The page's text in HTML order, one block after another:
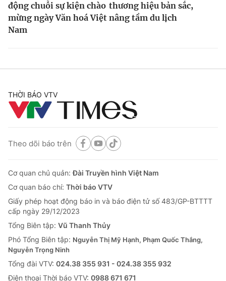
động chuỗi sự kiện chào
mừng ngày Văn hoá Việt
Nam
thương hiệu bản sắc,
nâng tầm du lịch
THỜI BÁO VTV
Theo dõi báo trên
Cơ quan chủ quản:Đài Truyền hình Việt Nam
Cơ quan báo chí: Thời báo VTV
Giấy phép hoạt động báo in và báo điện tử số 483/GP-BTTTT
cấp ngày 29/12/2023
Tổng Biên tập: Vũ Thanh Thủy
Phó Tổng Biên tập: Nguyễn Thị Mỹ Hạnh, Phạm Quốc Thắng,
Nguyễn Trọng Ninh
Tổng đài VTV: 024.38 355 931 - 024.38 355 932
Ðiện thoại Thời báo VTV: 0988 671 671